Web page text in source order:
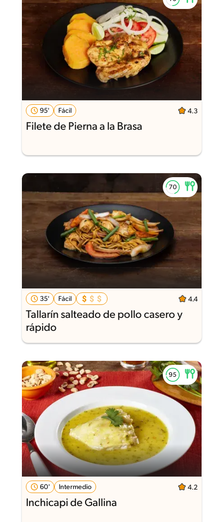
95' Fácil 4.3
Filete de Pierna a la Brasa
35' Fácil 4.4
Tallarín salteado de pollo casero y
rápido
60' Intermedio 4.2
Inchicapi de Gallina